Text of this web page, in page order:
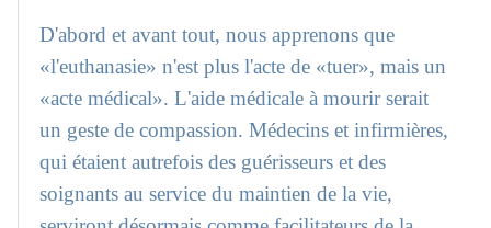
D'abord et avant tout, nous apprenons que
«l'euthanasie» n'est plus l'acte de «tuer», mais un
«acte médical». L'aide médicale à mourir serait
un geste de compassion. Médecins et infirmières,
qui étaient autrefois des guérisseurs et des
soignants au service du maintien de la vie,